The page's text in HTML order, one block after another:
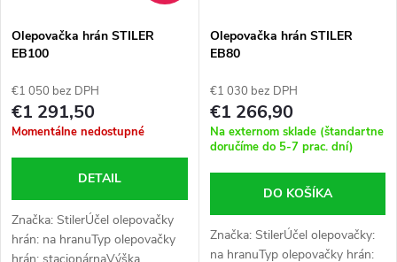
Olepovačka hrán STILER
EB100
€1 050 bez DPH
€1 291,50
Momentálne nedostupné
DETAIL
Značka: StilerÚčel olepovačky
hrán: na hranuTyp olepovačky
Olepovačka hrán STILER
EB80
€1 030 bez DPH
€1 266,90
Na externom sklade (štandartne
doručíme do 5-7 prac. dní)
DO KOŠÍKA
Značka: StilerÚčel olepovačky:
na hranuTyp olepovačky hrán: